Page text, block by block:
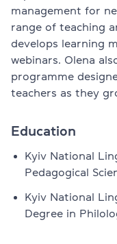
management for
range of teaching
develops learning
webinars. Olena
programme
teachers as they
Education
Kyiv National
Pedagogical
Kyiv National
Degree in